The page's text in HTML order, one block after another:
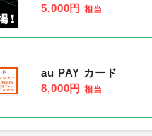
5,000円 相当
au PAY カード
8,000円 相当